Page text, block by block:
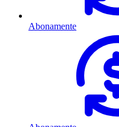
Abonamente